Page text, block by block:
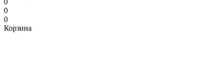
0
0
0
Корзина